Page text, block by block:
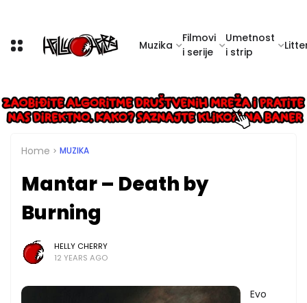
Muzika
Filmovi
i serije
Umetnost
i strip
Home MUZIKA
Mantar – Death by
Burning
HELLY CHERRY
12 YEARS AGO
Evo